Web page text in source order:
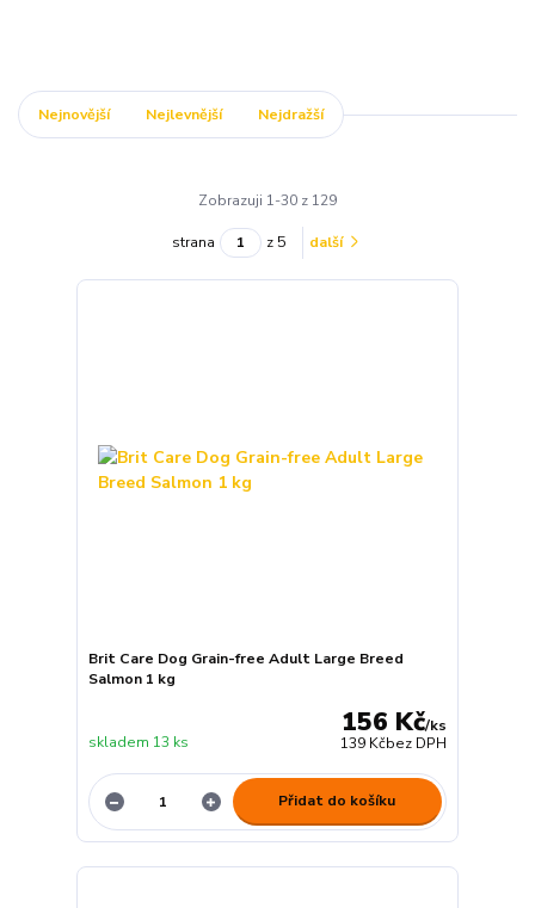
Nejnovější Nejlevnější Nejdražší
Zobrazuji 1-30 z 129
strana z 5 další
Brit Care Dog Grain-free Adult Large Breed
Salmon 1 kg
156 Kč/ks
139 Kčbez DPH
skladem 13 ks
Přidat do košíku